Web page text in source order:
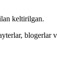
keltirilgan.